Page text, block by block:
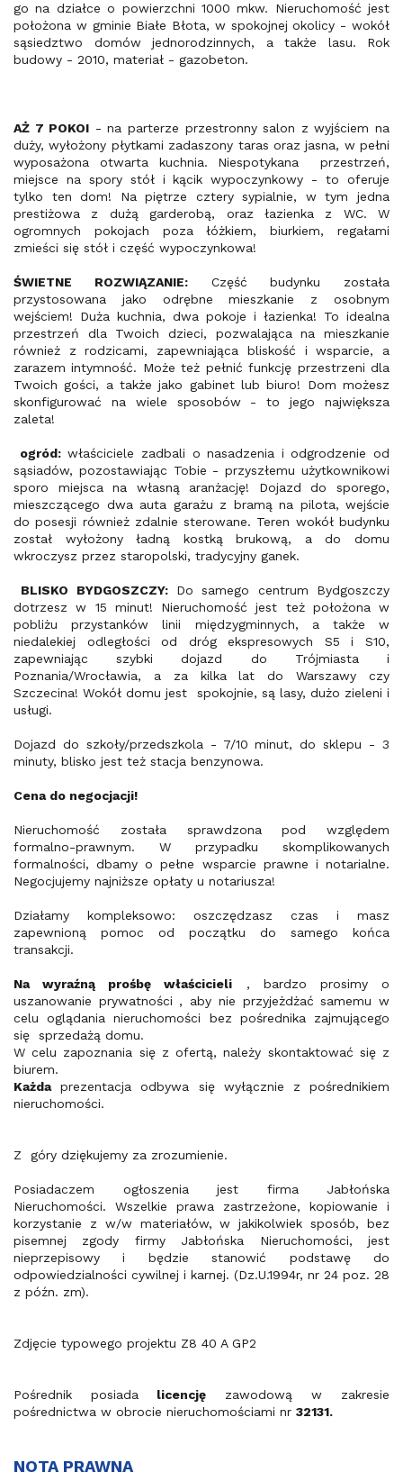
go na działce o powierzchni 1000 mkw. Nieruchomość jest
położona w gminie Białe Błota, w spokojnej okolicy - wokół
sąsiedztwo domów jednorodzinnych, a także lasu. Rok
budowy - 2010, materiał - gazobeton.
AŻ 7 POKOI - na parterze przestronny salon z wyjściem na
duży, wyłożony płytkami zadaszony taras oraz jasna, w pełni
wyposażona otwarta kuchnia. Niespotykana przestrzeń,
miejsce na spory stół i kącik wypoczynkowy - to oferuje
tylko ten dom! Na piętrze cztery sypialnie, w tym jedna
prestiżowa z dużą garderobą, oraz łazienka z WC. W
ogromnych pokojach poza łóżkiem, biurkiem, regałami
zmieści się stół i część wypoczynkowa!
ŚWIETNE ROZWIĄZANIE:Część budynku została
przystosowana jako odrębne mieszkanie z osobnym
wejściem! Duża kuchnia, dwa pokoje i łazienka! To idealna
przestrzeń dla Twoich dzieci, pozwalająca na mieszkanie
również z rodzicami, zapewniająca bliskość i wsparcie, a
zarazem intymność. Może też pełnić funkcję przestrzeni dla
Twoich gości, a także jako gabinet lub biuro! Dom możesz
skonfigurować na wiele sposobów - to jego największa
zaleta!
ogród:właściciele zadbali o nasadzenia i odgrodzenie od
sąsiadów, pozostawiając Tobie - przyszłemu użytkownikowi
sporo miejsca na własną aranżację! Dojazd do sporego,
mieszczącego dwa auta garażu z bramą na pilota, wejście
do posesji również zdalnie sterowane. Teren wokół budynku
został wyłożony ładną kostką brukową, a do domu
wkroczysz przez staropolski, tradycyjny ganek.
BLISKO BYDGOSZCZY:Do samego centrum Bydgoszczy
dotrzesz w 15 minut! Nieruchomość jest też położona w
pobliżu przystanków linii międzygminnych, a także w
niedalekiej odległości od dróg ekspresowych S5 i S10,
zapewniając szybki dojazd do Trójmiasta i
Poznania/Wrocławia, a za kilka lat do Warszawy czy
Szczecina! Wokół domu jest spokojnie, są lasy, dużo zieleni i
usługi.
Dojazd do szkoły/przedszkola - 7/10 minut, do sklepu - 3
minuty, blisko jest też stacja benzynowa.
Cena do negocjacji!
Nieruchomość została sprawdzona pod względem
formalno-prawnym. W przypadku skomplikowanych
formalności, dbamy o pełne wsparcie prawne i notarialne.
Negocjujemy najniższe opłaty u notariusza!
Działamy kompleksowo: oszczędzasz czas i masz
zapewnioną pomoc od początku do samego końca
transakcji.
Na wyraźną prośbę właścicieli , bardzo prosimy o
uszanowanie prywatności , aby nie przyjeżdżać samemu w
celu oglądania nieruchomości bez pośrednika zajmującego
się sprzedażą domu.
W celu zapoznania się z ofertą, należy skontaktować się z
biurem.
Każdaprezentacja odbywa się wyłącznie z pośrednikiem
nieruchomości.
Z góry dziękujemy za zrozumienie.
Posiadaczem ogłoszenia jest firma Jabłońska
Nieruchomości. Wszelkie prawa zastrzeżone, kopiowanie i
korzystanie z w/w materiałów, w jakikolwiek sposób, bez
pisemnej zgody firmy Jabłońska Nieruchomości, jest
nieprzepisowy i będzie stanowić podstawę do
odpowiedzialności cywilnej i karnej. (Dz.U.1994r, nr 24 poz. 28
z późn. zm).
Zdjęcie typowego projektu Z8 40 A GP2
Pośrednik posiada licencję zawodową w zakresie
pośrednictwa w obrocie nieruchomościami nr 32131.
NOTA PRAWNA